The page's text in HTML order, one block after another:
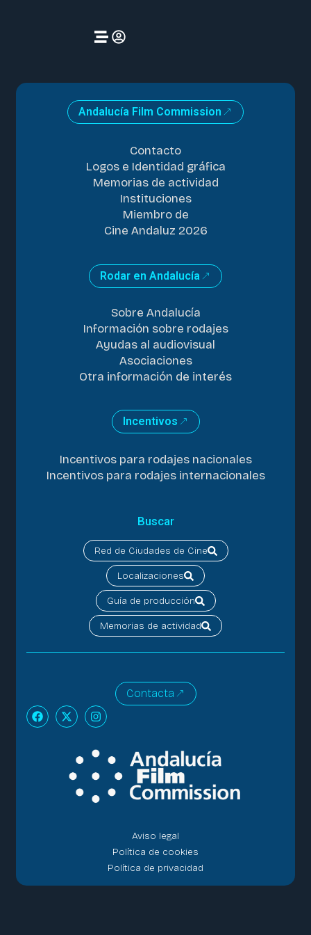
Andalucía Film Commission
Contacto
Logos e Identidad gráfica
Memorias de actividad
Instituciones
Miembro de
Cine Andaluz 2026
Rodar en Andalucía
Sobre Andalucía
Información sobre rodajes
Ayudas al audiovisual
Asociaciones
Otra información de interés
Incentivos
Incentivos para rodajes nacionales
Incentivos para rodajes internacionales
Buscar
Red de Ciudades de Cine
Localizaciones
Guía de producción
Memorias de actividad
Contacta
Aviso legal
Política de cookies
Política de privacidad